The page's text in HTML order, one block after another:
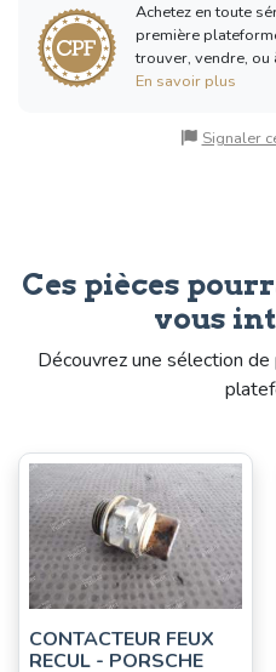
Achetez en toute
première
trouver, vendre, ou
En savoir plus
Signaler
Ces pièces
vous
Découvrez une sélection
CONTACTEUR FEUX
RECUL - PORSCHE